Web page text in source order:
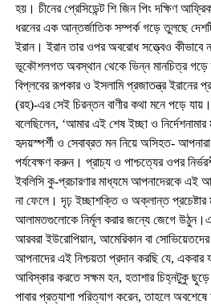
হয়। চীনের প্রেসিডেন্ট শি জিন পিং দক্ষিণ
ধরনের এক আন্তর্জাতিক সম্পর্ক গড়ে তুলছে
ইরান। ইরান তার ওপর অবরোধ সত্ত্বেও কীভাবে
ভূকৌশলগত অবস্থান থেকে ভিন্ন মানচিত্র গড়ে
বিপ্লবের রূপকার ও ইসলামি প্রজাতন্ত্র ইরানের
(রহ)-এর সেই চিরন্তন বাণীর কথা মনে পড়ে যায়।
বলেছিলেন, ‘আমার এই শেষ ইচ্ছা ও
হৃদয়স্পর্শী ও সেবাব্রত মন নিয়ে অসিহত- আপনারা
পর্যবেক্ষণ করুন। প্রাচ্য ও পাশ্চত্যের ওপর
ইবলিসি কু-প্রচারণার মাধ্যমে আপনাদেরকে এই
না ফেলে। দৃঢ় ইচ্ছাশক্তি ও অক্লান্ত প্রচেষ্টার
আলামতগুলোকে নির্মূল করার জন্যে জেগে উঠুন।এ
আরবরা ইউরোপিয়ান, আমেরিকান বা
আপনাদের এই নিশ্চয়তা প্রদান করছি যে, একবার
আবিস্কার করতে সক্ষম হন, হতাশার চিহ্নটুকু
পাবার প্রত্যাশা পরিত্যাগ করেন, তাহলে